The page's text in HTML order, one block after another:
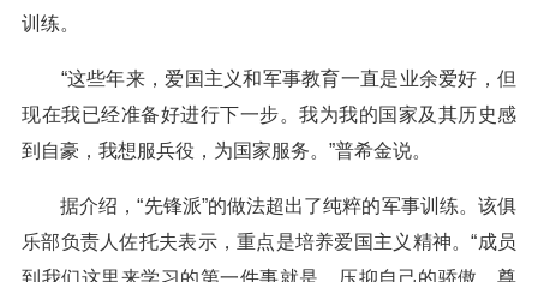
训练。
“这些年来，爱国主义和军事教育一直是业余爱好，但
现在我已经准备好进行下一步。我为我的国家及其历史感
到自豪，我想服兵役，为国家服务。”普希金说。
据介绍，“先锋派”的做法超出了纯粹的军事训练。该俱
乐部负责人佐托夫表示，重点是培养爱国主义精神。“成员
到我们这里来学习的第一件事就是，压抑自己的骄傲，尊